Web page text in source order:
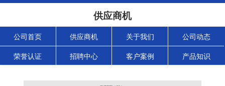
供应商机
公司首页 供应商机 关于我们 公司动态
荣誉认证 招聘中心 客户案例 产品知识